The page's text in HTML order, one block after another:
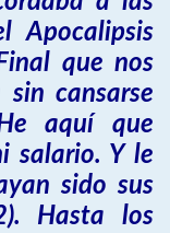
Apocalipsis
que nos
cansarse
aquí que
salario. Y le
sido sus
Hasta los